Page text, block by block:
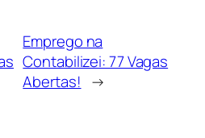
Emprego na
Contabilizei: 77 Vagas
Abertas! →